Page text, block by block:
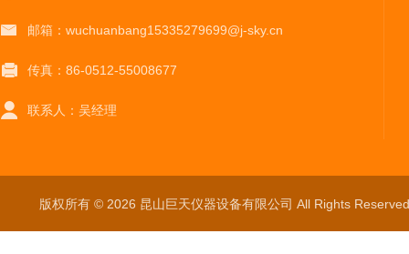
邮箱：wuchuanbang15335279699@j-sky.cn
传真：86-0512-55008677
联系人：吴经理
版权所有 © 2026 昆山巨天仪器设备有限公司 All Rights